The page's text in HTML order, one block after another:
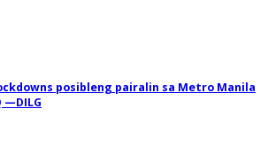
posibleng pairalin sa Metro Manila
—DILG